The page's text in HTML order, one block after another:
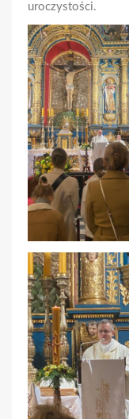
uroczystości.